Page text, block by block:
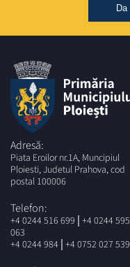
Da
Adresă:
Piata Eroilor nr.1A, Muncipiul
Ploiesti, Judetul Prahova, cod
postal 100006
Telefon:
+4 0244 516 699 | +4 0244 595
063
+4 0244 984 | +4 0752 027 539